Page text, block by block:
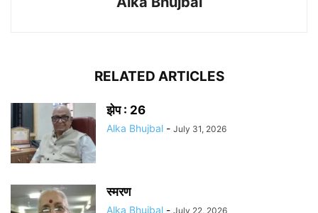
RELATED ARTICLES
झेप : 26
Alka Bhujbal - July 31, 2026
स्मरण
Alka Bhujbal - July 22, 2026